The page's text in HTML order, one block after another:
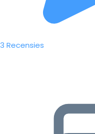
3 Recensies